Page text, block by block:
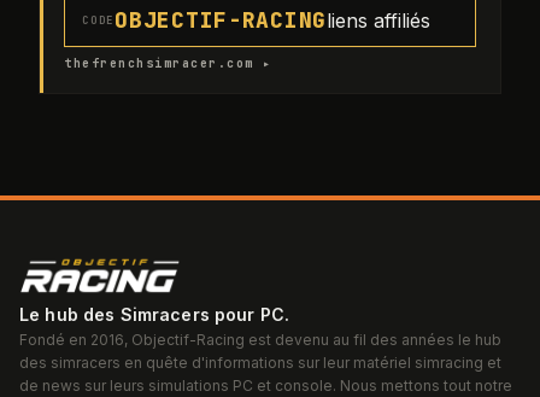
CODE OBJECTIF-RACINGliens affiliés
thefrenchsimracer.com ▸
Le hub des Simracers pour PC.
Fondé en 2016, Objectif-Racing est devenu au fil des années le hub
des simracers en quête d'informations sur leur matériel simracing et
de news sur leurs simulations PC et console. Nous mettons tout notre